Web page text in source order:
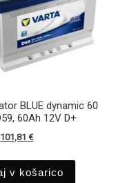
BLUE dynamic 60
60Ah 12V D+
Izvirna cena je bila: 119,78 €.
101,81€Trenutna cena je:
v košarico